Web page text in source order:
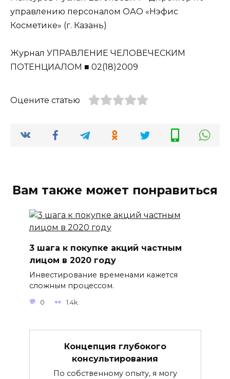
управлению персоналом ОАО «Нэфис
Косметике» (г. Казань)
Журнал УПРАВЛЕНИЕ ЧЕЛОВЕЧЕСКИМ
ПОТЕНЦИАЛОМ ■ 02(18)2009
Оцените статью
Вам также может понравиться
3 шага к покупке акций частным
лицом в 2020 году
Инвестирование временами кажется
сложным процессом.
0 1.4k.
Концепция глубокого
консультирования
По собственному опыту, я могу